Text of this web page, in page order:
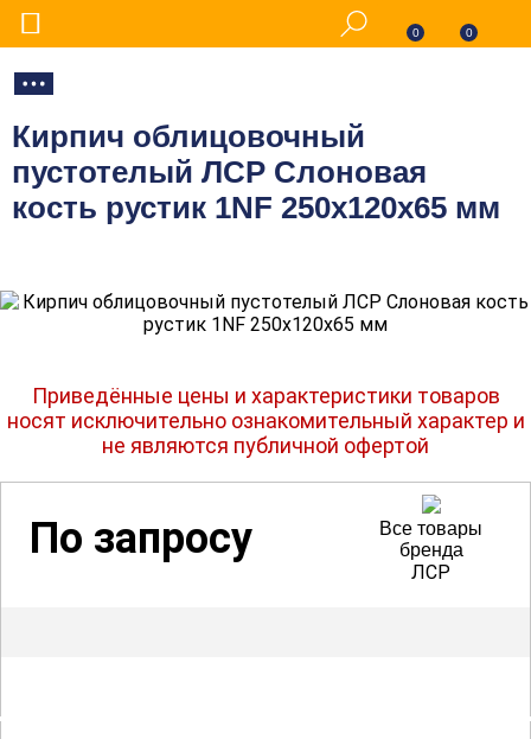
0 0
Кирпич облицовочный
пустотелый ЛСР Слоновая
кость рустик 1NF 250х120х65 мм
Приведённые цены и характеристики товаров
носят исключительно ознакомительный характер и
не являются публичной офертой
По запросу
Все товары
бренда
ЛСР